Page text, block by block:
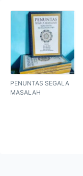
PENUNTAS SEGALA
MASALAH